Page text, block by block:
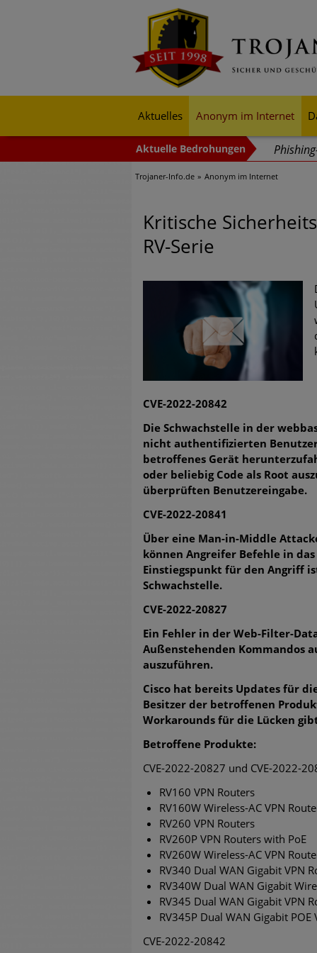
Aktuelles Anonym im Internet
Trends
Digitale
warnen
Aktuelle
Fake-
Trojaner-Info.de Anonym im Internet
Kritische
RV-Serie
CVE-2022-20842
Die Schwachstelle in der
nicht authentifizierten
betroffenes Gerät
oder beliebig Code als Root
überprüften Benutzereingabe.
CVE-2022-20841
Über eine Man-in-Middle
können Angreifer Befehle in
Einstiegspunkt für den Angriff
Schwachstelle.
CVE-2022-20827
Ein Fehler in der Web-Filter-
Außenstehenden Kommandos
auszuführen.
Cisco hat bereits Updates für
Besitzer der betroffenen
Workarounds für die Lücken
Betroffene Produkte:
CVE-2022-20827 und CVE-2022-
RV160 VPN Routers
RV160W Wireless-AC VPN
RV260 VPN Routers
RV260P VPN Routers with PoE
RV260W Wireless-AC VPN
RV340 Dual WAN Gigabit VPN
RV340W Dual WAN Gigabit
RV345 Dual WAN Gigabit VPN
RV345P Dual WAN Gigabit POE
CVE-2022-20842